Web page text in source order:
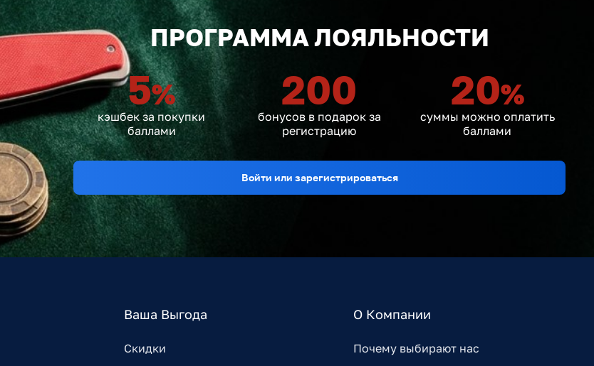
ПРОГРАММА ЛОЯЛЬНОСТИ
5%
кэшбек за покупки
баллами
200
бонусов в подарок за
регистрацию
20%
суммы можно оплатить
баллами
Войти или зарегистрироваться
Ваша Выгода
Скидки
О Компании
Почему выбирают нас